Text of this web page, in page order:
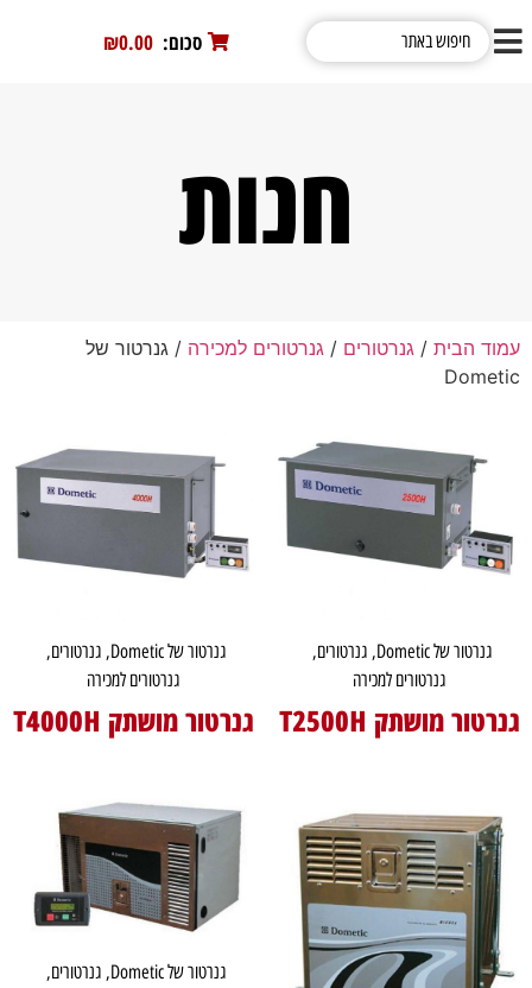
סכום: ₪0.00
חנות
עמוד הבית / גנרטורים / גנרטורים למכירה / גנרטור של
Dometic
גנרטור של Dometic ,גנרטורים,
גנרטורים למכירה
גנרטור מושתק T2500H
גנרטור של Dometic ,גנרטורים,
גנרטורים למכירה
גנרטור מושתק T4000H
גנרטור של Dometic ,גנרטורים,